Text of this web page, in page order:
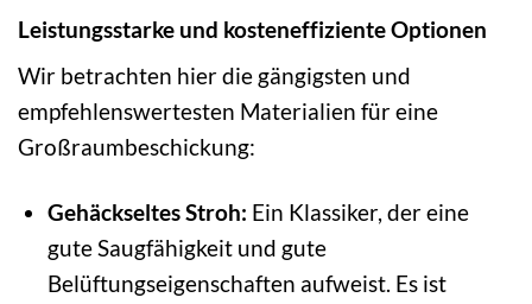
Leistungsstarke und kosteneffiziente Optionen
Wir betrachten hier die gängigsten und
empfehlenswertesten Materialien für eine
Großraumbeschickung:
Gehäckseltes Stroh: Ein Klassiker, der eine
gute Saugfähigkeit und gute
Belüftungseigenschaften aufweist. Es ist